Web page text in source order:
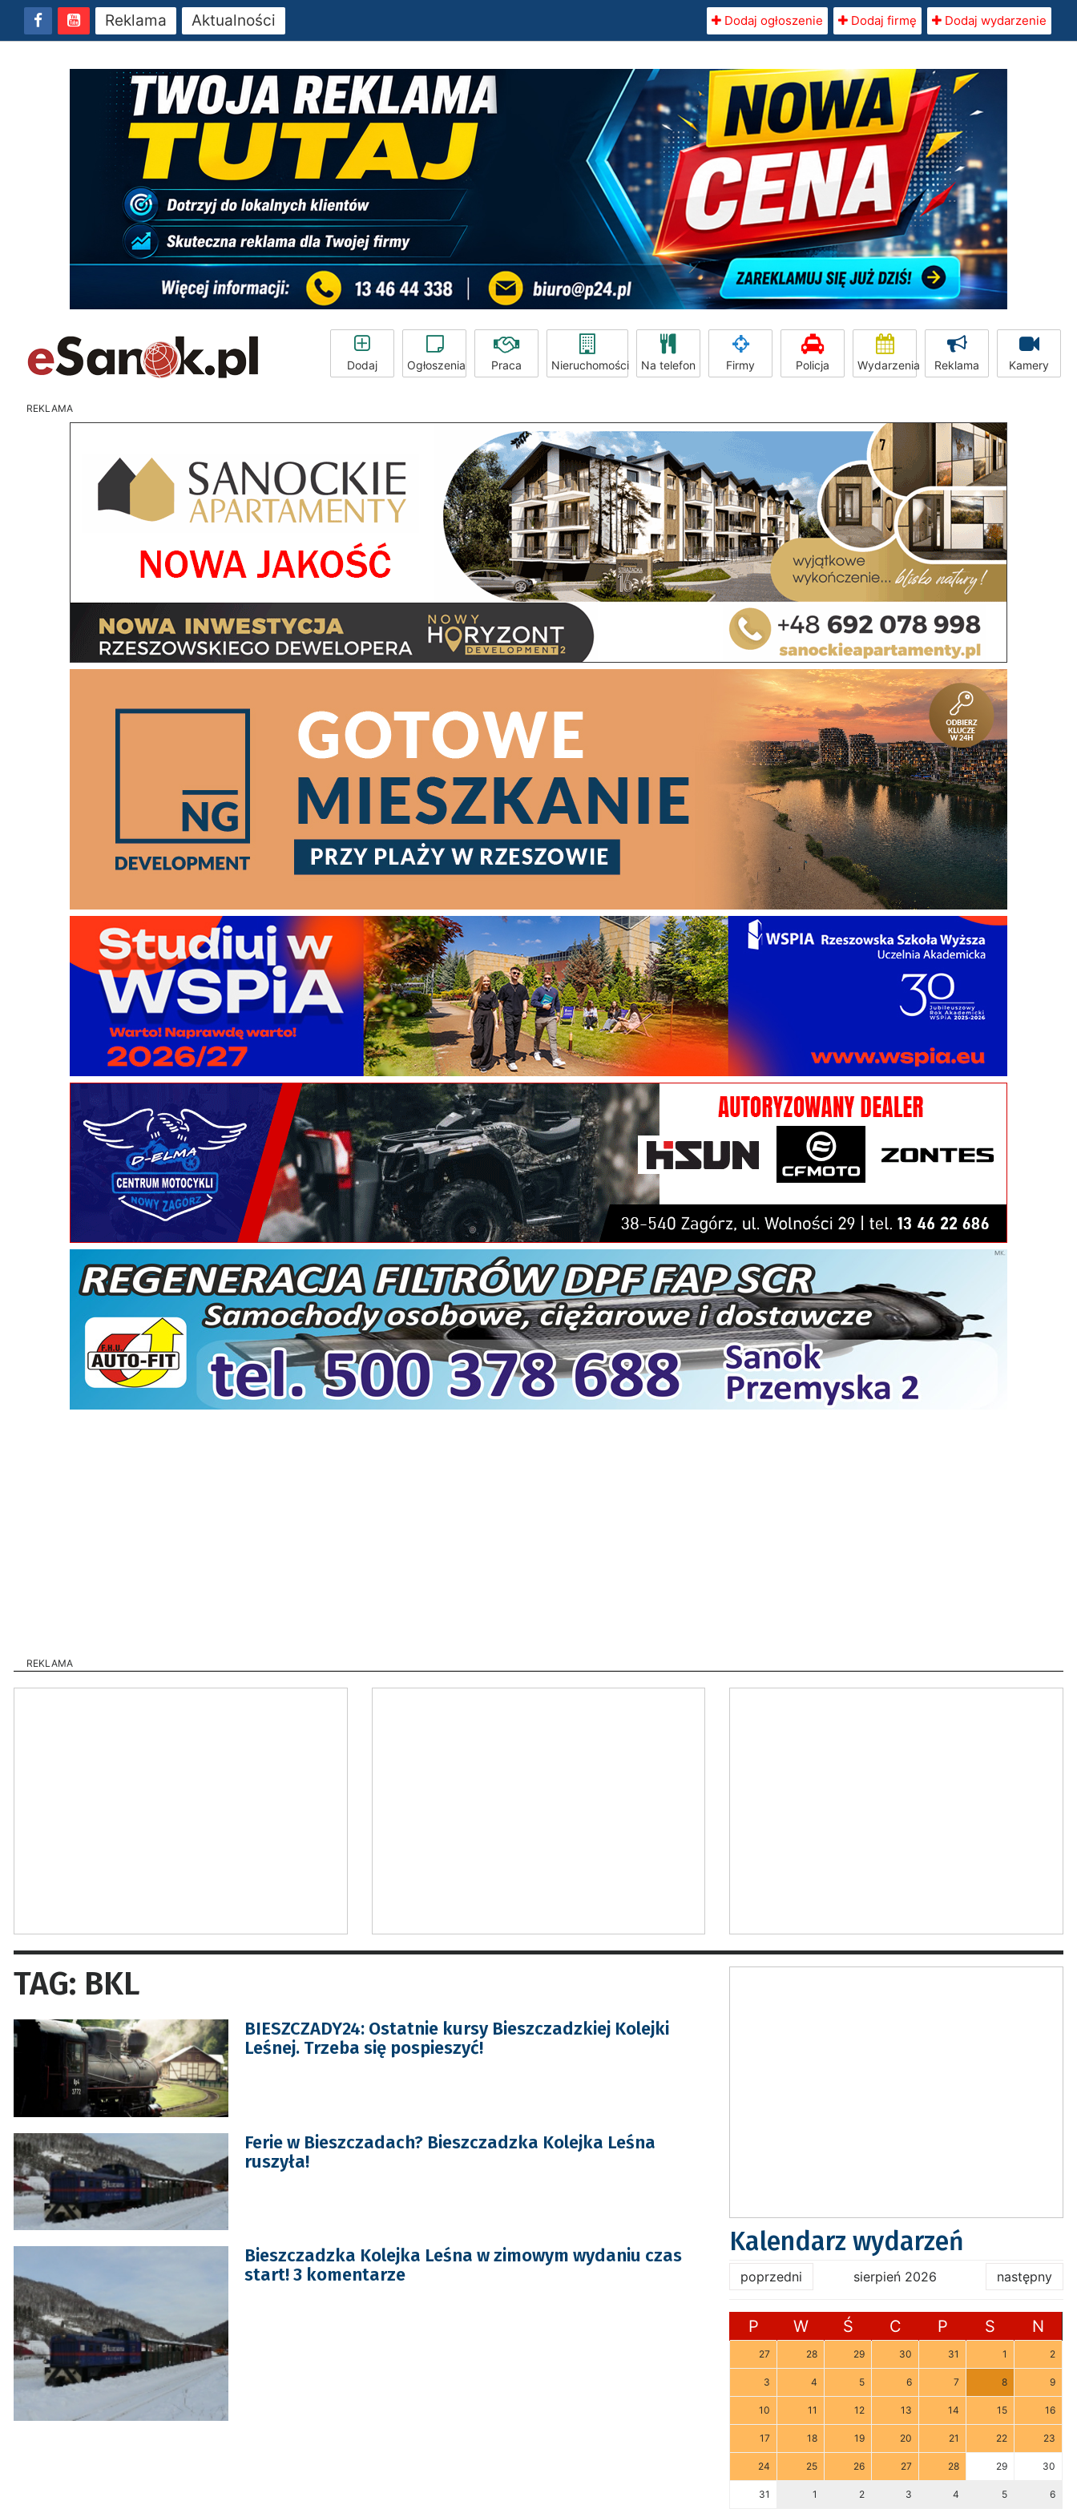
Reklama Aktualności Dodaj ogłoszenie Dodaj firmę Dodaj wydarzenie
Dodaj Ogłoszenia Praca Nieruchomości Na telefon Firmy Policja Wydarzenia Reklama Kamery
REKLAMA
REKLAMA
TAG: BKL
BIESZCZADY24: Ostatnie kursy Bieszczadzkiej Kolejki
Leśnej. Trzeba się pospieszyć!
Ferie w Bieszczadach? Bieszczadzka Kolejka Leśna
ruszyła!
Bieszczadzka Kolejka Leśna w zimowym wydaniu czas
start! 3 komentarze
Kalendarz wydarzeń
poprzedni sierpień 2026 następny
P W Ś C P S N
27 28 29 30 31 1 2
3 4 5 6 7 8 9
10 11 12 13 14 15 16
17 18 19 20 21 22 23
24 25 26 27 28 29 30
31 1 2 3 4 5 6